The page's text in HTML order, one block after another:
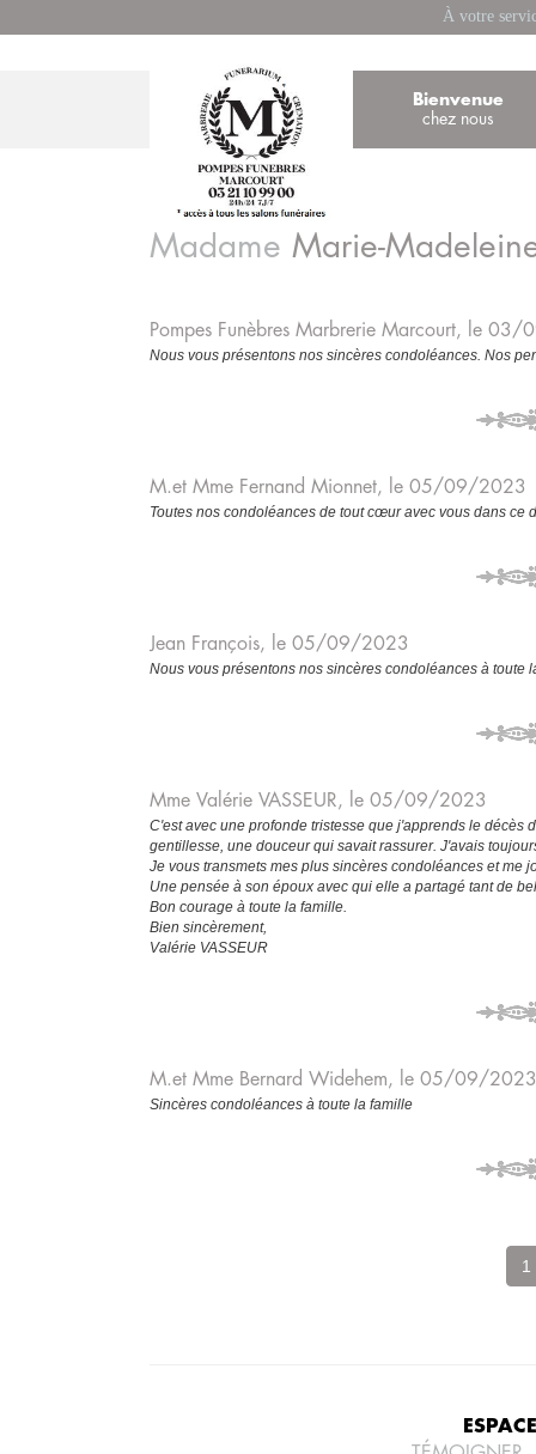
À votre
Bienvenue
chez nous
Madame Marie-
Pompes Funèbres Marbrerie Marcourt, le
Nous vous présentons nos sincères condoléances. Nos
M.et Mme Fernand Mionnet, le 05/09/2023
Toutes nos condoléances de tout cœur avec vous dans
Jean François, le 05/09/2023
Nous vous présentons nos sincères condoléances à toute
Mme Valérie VASSEUR, le 05/09/2023
C'est avec une profonde tristesse que j'apprends le
gentillesse, une douceur qui savait rassurer. J'avais
Je vous transmets mes plus sincères condoléances et me
Une pensée à son époux avec qui elle a partagé tant de
Bon courage à toute la famille.
Bien sincèrement,
Valérie VASSEUR
M.et Mme Bernard Widehem, le 05/09/2023
Sincères condoléances à toute la famille
1